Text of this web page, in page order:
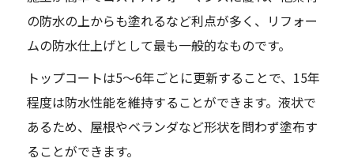
の防水の上からも塗れるなど利点が多く、リフォー
ムの防水仕上げとして最も一般的なものです。
トップコートは5〜6年ごとに更新することで、15年
程度は防水性能を維持することができます。液状で
あるため、屋根やベランダなど形状を問わず塗布す
ることができます。